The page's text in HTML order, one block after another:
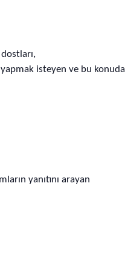
isteyen ve bu konuda
yanıtını arayan